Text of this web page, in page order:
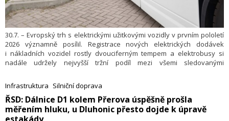
30.7. – Evropský trh s elektrickými užitkovými vozidly v prvním pololetí
2026 významně posílil. Registrace nových elektrických dodávek
i nákladních vozidel rostly dvouciferným tempem a elektrobusy si
nadále udržely nejvyšší tržní podíl mezi všemi sledovanými
automobilů. Informovalo o tom Centrum dopravního výzkumu
v tiskové zprávě.
Infrastruktura Silniční doprava
​ŘSD: Dálnice D1 kolem Přerova úspěšně prošla
měřením hluku, u Dluhonic přesto dojde k úpravě
estakády